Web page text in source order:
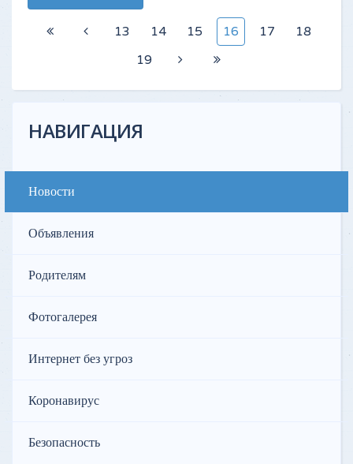
13 14 15 16 17
18
19
НАВИГАЦИЯ
Новости
Объявления
Родителям
Фотогалерея
Интернет без угроз
Коронавирус
Безопасность